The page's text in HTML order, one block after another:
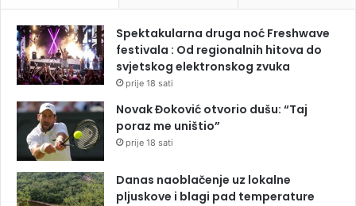
Spektakularna druga noć Freshwave
festivala : Od regionalnih hitova do
svjetskog elektronskog zvuka
prije 18 sati
Novak Đoković otvorio dušu: “Taj
poraz me uništio”
prije 18 sati
Danas naoblačenje uz lokalne
pljuskove i blagi pad temperature